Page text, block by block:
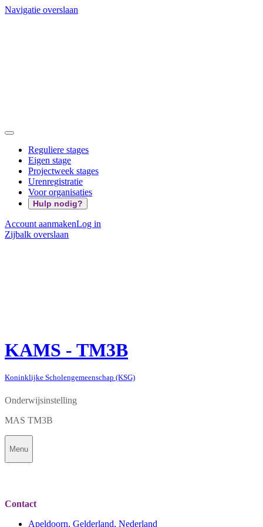
Navigatie overslaan
Reguliere stages
Eigen stage
Projectweek stages
Urenregistratie
Voor organisaties
Hulp nodig?
Account aanmakenLog in
Zijbalk overslaan
KAMS - TM3B
Koninklijke Scholengemeenschap (KSG)
Onderwijsinstelling
MAS TM3B
Menu
Contact
Apeldoorn, Gelderland, Nederland